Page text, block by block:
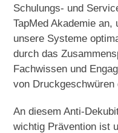
Schulungs- und
TapMed Akademie
unsere Systeme
durch das
Fachwissen und
von
An diesem Anti-
wichtig Prävention ist